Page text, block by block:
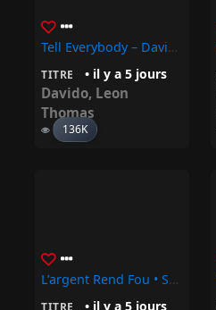
Tell Everybody – Davido, Leon Thomas
TITRE • il y a 5 jours
Davido, Leon
Thomas
136K
L’argent Rend Fou • Soprano, TK
• il y a 5 jours